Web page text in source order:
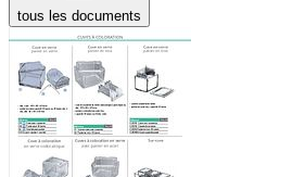
tous les documents